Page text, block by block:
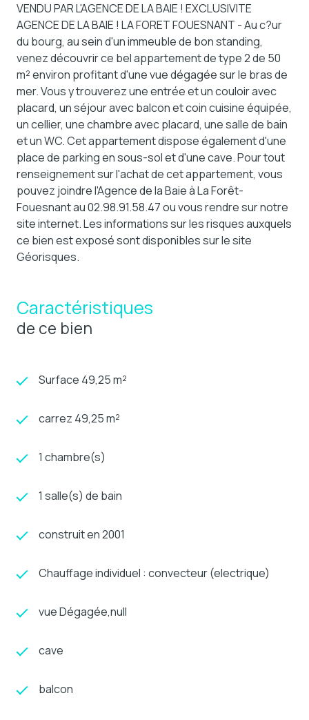
VENDU PAR L'AGENCE DE LA BAIE ! EXCLUSIVITE
AGENCE DE LA BAIE ! LA FORET FOUESNANT - Au c?ur
du bourg, au sein d'un immeuble de bon standing,
venez découvrir ce bel appartement de type 2 de 50
m² environ profitant d'une vue dégagée sur le bras de
mer. Vous y trouverez une entrée et un couloir avec
placard, un séjour avec balcon et coin cuisine équipée,
un cellier, une chambre avec placard, une salle de bain
et un WC. Cet appartement dispose également d'une
place de parking en sous-sol et d'une cave. Pour tout
renseignement sur l'achat de cet appartement, vous
pouvez joindre l'Agence de la Baie à La Forêt-
Fouesnant au 02.98.91.58.47 ou vous rendre sur notre
site internet. Les informations sur les risques auxquels
ce bien est exposé sont disponibles sur le site
Géorisques.
Caractéristiques
de ce bien
Surface 49,25 m²
carrez 49,25 m²
1 chambre(s)
1 salle(s) de bain
construit en 2001
Chauffage individuel : convecteur (electrique)
vue Dégagée,null
cave
balcon